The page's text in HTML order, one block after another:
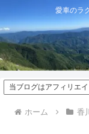
愛車のラ
当ブログはアフィリエ
ホーム 香